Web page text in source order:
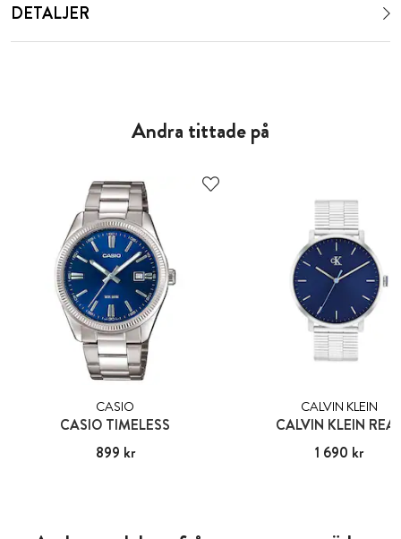
DETALJER
Andra tittade på
CASIO
CASIO TIMELESS
Pris:899 kr
899 kr
CALVIN KLEIN
CALVIN KLEIN
Pris :1 690 kr
1 690 kr